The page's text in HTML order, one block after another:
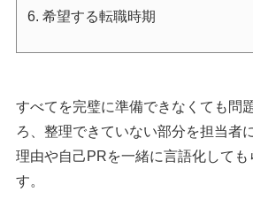
6. 希望する転職時期
すべてを完璧に準備できなくても問
ろ、整理できていない部分を担当者
理由や自己PRを一緒に言語化しても
す。